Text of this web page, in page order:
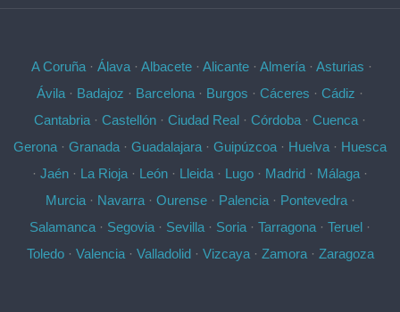
A Coruña· Álava· Albacete· Alicante· Almería· Asturias ·
Ávila · Badajoz · Barcelona · Burgos · Cáceres · Cádiz ·
Cantabria · Castellón · Ciudad Real · Córdoba · Cuenca ·
Gerona · Granada · Guadalajara · Guipúzcoa · Huelva · Huesca
· Jaén · La Rioja · León · Lleida · Lugo · Madrid · Málaga ·
Murcia· Navarra· Ourense· Palencia· Pontevedra·
Salamanca · Segovia · Sevilla · Soria · Tarragona · Teruel ·
Toledo· Valencia· Valladolid· Vizcaya· Zamora· Zaragoza